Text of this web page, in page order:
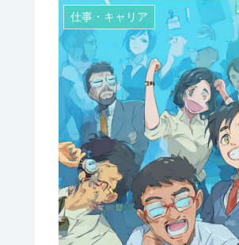
仕事・キャリア